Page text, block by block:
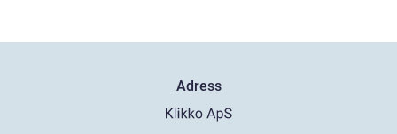
Adress